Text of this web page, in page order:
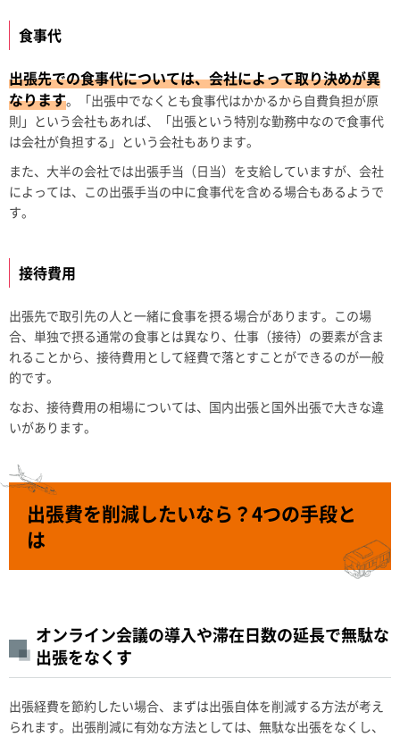
食事代
出張先での食事代については、会社によって取り決めが異
なります。「出張中でなくとも食事代はかかるから自費負担が原
則」という会社もあれば、「出張という特別な勤務中なので食事代
は会社が負担する」という会社もあります。
また、大半の会社では出張手当（日当）を支給していますが、会社
によっては、この出張手当の中に食事代を含める場合もあるようで
す。
接待費用
出張先で取引先の人と一緒に食事を摂る場合があります。この場
合、単独で摂る通常の食事とは異なり、仕事（接待）の要素が含ま
れることから、接待費用として経費で落とすことができるのが一般
的です。
なお、接待費用の相場については、国内出張と国外出張で大きな違
いがあります。
出張費を削減したいなら？4つの手段と
は
オンライン会議の導入や滞在日数の延長で無駄な
出張をなくす
出張経費を節約したい場合、まずは出張自体を削減する方法が考え
られます。出張削減に有効な方法としては、無駄な出張をなくし、